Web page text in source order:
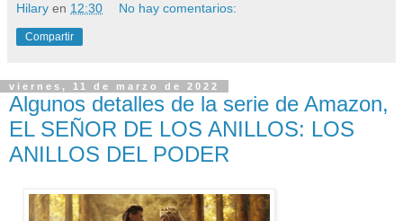
Hilary en 12:30 No hay comentarios:
Compartir
viernes, 11 de marzo de 2022
Algunos detalles de la serie de Amazon,
EL SEÑOR DE LOS ANILLOS: LOS
ANILLOS DEL PODER